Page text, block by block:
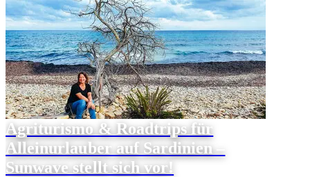
Agriturismo & Roadtrips für
Alleinurlauber auf Sardinien –
Sunwave stellt sich vor!